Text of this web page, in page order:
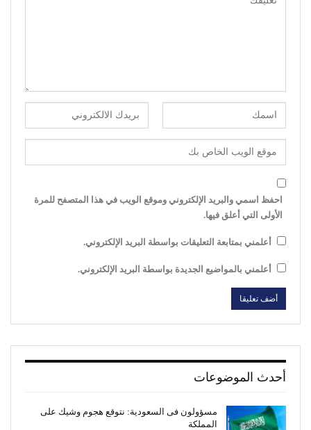
احفظ اسمي والبريد الإلكتروني وموقع الويب في هذا المتصفح للمرة
الأولى التي أعلق فيها.
أعلمني بمتابعة التعليقات بواسطة البريد الإلكتروني.
أعلمني بالمواضيع الجديدة بواسطة البريد الإلكتروني.
أحدث الموضوعات
مسؤولون فى السعودية: نتوقع هجوم وشيك على
المملكة